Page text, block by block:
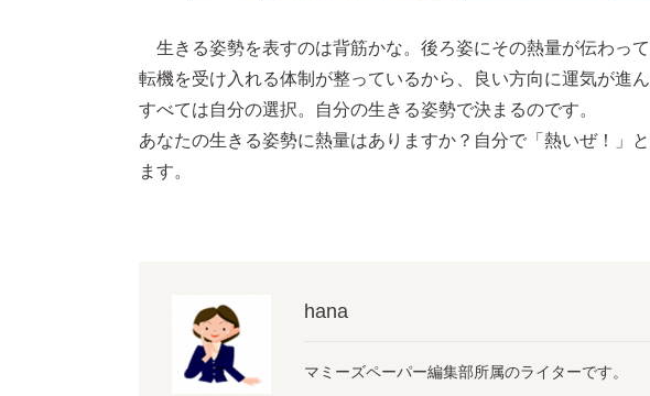
生きる姿勢を表すのは背筋かな。後ろ姿にその熱量が伝わって
転機を受け入れる体制が整っているから、良い方向に運気が進ん
すべては自分の選択。自分の生きる姿勢で決まるのです。
あなたの生きる姿勢に熱量はありますか？自分で「熱いぜ！」
ます。
hana
マミーズペーパー編集部所属のライターです。